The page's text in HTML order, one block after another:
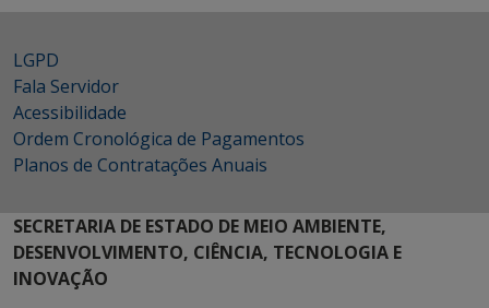
LGPD
Fala Servidor
Acessibilidade
Ordem Cronológica de Pagamentos
Planos de Contratações Anuais
SECRETARIA DE ESTADO DE MEIO AMBIENTE,
DESENVOLVIMENTO, CIÊNCIA, TECNOLOGIA E
INOVAÇÃO